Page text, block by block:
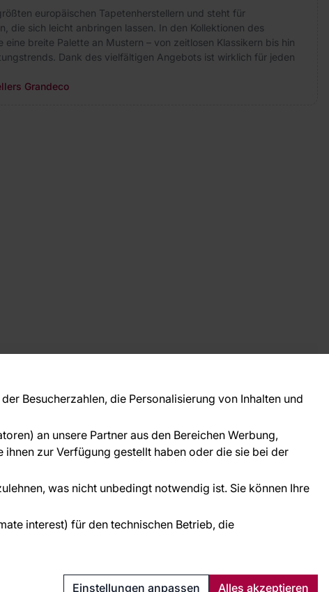
Besucherzahlen, die Personalisierung von Inhalten und
an unsere Partner aus den Bereichen Werbung,
zur Verfügung gestellt haben oder die sie bei der
was nicht unbedingt notwendig ist. Sie können Ihre
interest) für den technischen Betrieb, die
Einstellungen anpassen
Alles akzeptieren
europäischen Tapetenherstellern und steht für
die sich leicht anbringen lassen. In den Kollektionen des
eine breite Palette an Mustern – von zeitlosen Klassikern bis hin
Dank des vielfältigen Angebots ist wirklich für jeden
Grandeco
Sie persönlich.
Schutz personenbezogener DatenCookies